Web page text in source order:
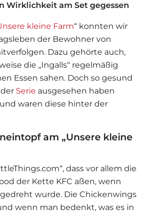
Wirklichkeit am Set gegessen
kleine Farm“ konnten wir
der Bewohner von
Dazu gehörte auch,
die „Ingalls“ regelmäßig
Essen sahen. Doch so gesund
Serie ausgesehen haben
waren diese hinter der
am „Unsere kleine
dass vor allem die
der Kette KFC aßen, wenn
wurde. Die Chickenwings
wenn man bedenkt, was es in